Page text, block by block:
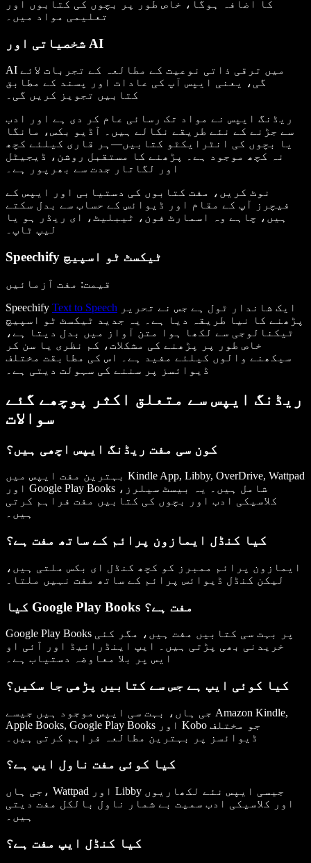
کا اضافہ ہوگا، خاص طور پر بچوں کی کتابوں اور
تعلیمی مواد میں۔
شخصیاتی اور AI
AI میں ترقی ذاتی نوعیت کے مطالعہ کے تجربات لائے
گی، یعنی ایپس آپ کی عادات اور پسند کے مطابق
کتابیں تجویز کریں گی۔
ریڈنگ ایپس نے مواد تک رسائی عام کر دی ہے اور ادب
سے جڑنے کے نئے طریقے نکالے ہیں۔ آڈیو بکس، مانگا
یا بچوں کی انٹرایکٹو کتابیں—ہر قاری کیلئے کچھ
نہ کچھ موجود ہے۔ پڑھنے کا مستقبل روشن، ڈیجیٹل
اور لگاتار جدت سے بھرپور ہے۔
نوٹ کریں، مفت کتابوں کی دستیابی اور ایپس کے
فیچرز آپ کے مقام اور ڈیوائس کے حساب سے بدل سکتے
ہیں، چاہے وہ اسمارٹ فون، ٹیبلیٹ، ای ریڈر ہو یا
لیپ ٹاپ۔
Speechify ٹیکسٹ ٹو اسپیچ
قیمت: مفت آزمائیں
Speechify Text to Speech
پڑھنے کا نیا طریقہ دیا ہے۔ یہ جدید ٹیکسٹ ٹو اسپیچ
ٹیکنالوجی سے لکھا ہوا متن آواز میں بدل دیتا ہے،
خاص طور پر پڑھنے کی مشکلات، کم نظری یا سن کر
سیکھنے والوں کیلئے مفید ہے۔ اس کی مطابقت مختلف
ڈیوائسز پر سننے کی سہولت دیتی ہے۔
ریڈنگ ایپس سے متعلق اکثر پوچھے گئے
سوالات
کون سی مفت ریڈنگ ایپس اچھی ہیں؟
بہترین مفت ایپس میں Kindle App, Libby, OverDrive, Wattpad
اور Google Play Books شامل ہیں۔ یہ بیسٹ سیلرز،
کلاسیکی ادب اور بچوں کی کتابیں مفت فراہم کرتی
ہیں۔
کیا کنڈل ایمازون پرائم کے ساتھ مفت ہے؟
ایمازون پرائم ممبرز کو کچھ کنڈل ای بکس ملتی ہیں،
لیکن کنڈل ڈیوائس پرائم کے ساتھ مفت نہیں ملتا۔
کیا Google Play Books مفت ہے؟
Google Play Books پر بہت سی کتابیں مفت ہیں، مگر کئی
خریدنی بھی پڑتی ہیں۔ ایپ اینڈرائیڈ اور آئی او
ایس پر بلا معاوضہ دستیاب ہے۔
کیا کوئی ایپ ہے جس سے کتابیں پڑھی جا سکیں؟
جی ہاں، بہت سی ایپس موجود ہیں جیسے Amazon Kindle,
Apple Books, Google Play Books اور Kobo جو مختلف
ڈیوائسز پر بہترین مطالعہ فراہم کرتی ہیں۔
کیا کوئی مفت ناول ایپ ہے؟
جی ہاں، Wattpad اور Libby جیسی ایپس نئے لکھاریوں
اور کلاسیکی ادب سمیت بے شمار ناول بالکل مفت دیتی
ہیں۔
کیا کنڈل ایپ مفت ہے؟